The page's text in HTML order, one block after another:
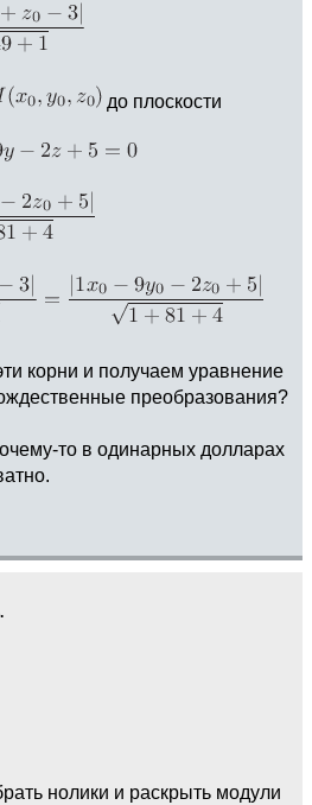
до плоскости
корни и получаем уравнение
преобразования?
то в одинарных долларах
нолики и раскрыть модули